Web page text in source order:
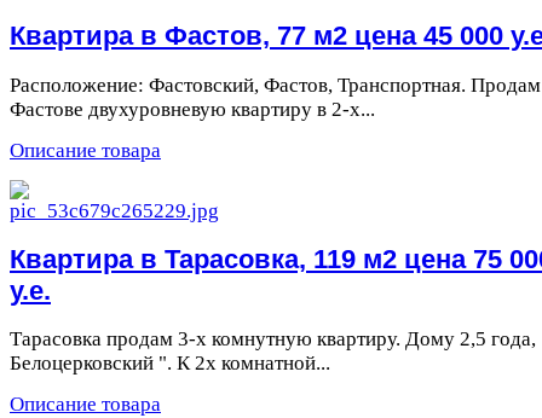
Квартира в Фастов, 77 м2 цена 45 000
Расположение: Фастовский, Фастов, Транспортная.
Фастове двухуровневую квартиру в 2-х...
Описание товара
Квартира в Тарасовка, 119 м2 цена 75
у.е.
Тарасовка продам 3-х комнутную квартиру. Дому 2,5
Белоцерковский ". К 2х комнатной...
Описание товара